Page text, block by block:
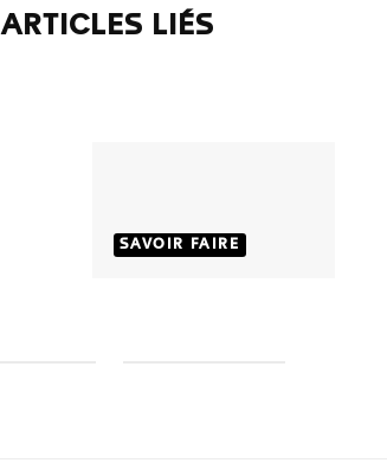
ARTICLES LIÉS
SAVOIR FAIRE